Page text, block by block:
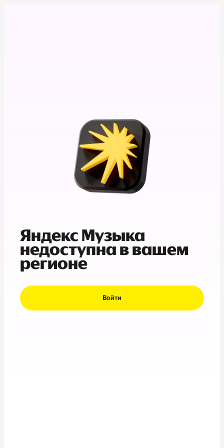
Яндекс Музыка
недоступна в вашем
регионе
Войти